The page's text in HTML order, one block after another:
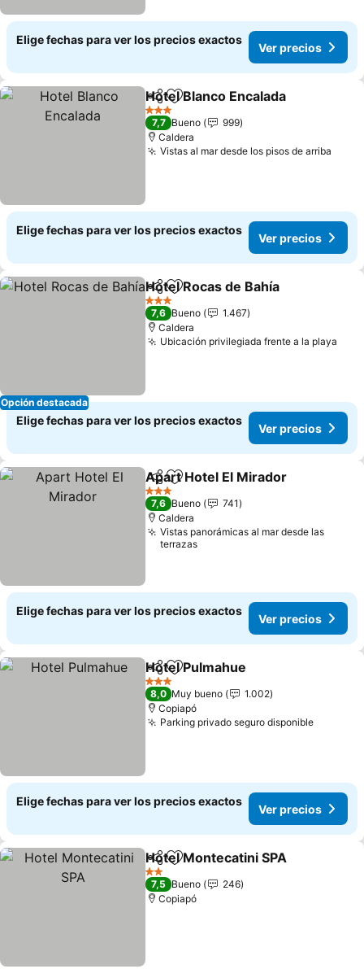
Elige fechas para ver los precios exactos
Ver precios
CompartirAgregar a favoritos
Hotel Blanco Encalada
3 Estrellas
7,7 Bueno
999
Caldera
Vistas al mar desde los pisos de arriba
Elige fechas para ver los precios exactos
Ver precios
Opción destacada
CompartirAgregar a favoritos
Hotel Rocas de Bahía
3 Estrellas
7,6 Bueno
1.467
Caldera
Ubicación privilegiada frente a la playa
Elige fechas para ver los precios exactos
Ver precios
CompartirAgregar a favoritos
Apart Hotel El Mirador
3 Estrellas
7,6 Bueno
741
Caldera
Vistas panorámicas al mar desde las
terrazas
Elige fechas para ver los precios exactos
Ver precios
CompartirAgregar a favoritos
Hotel Pulmahue
3 Estrellas
8,0 Muy bueno
1.002
Copiapó
Parking privado seguro disponible
Elige fechas para ver los precios exactos
Ver precios
CompartirAgregar a favoritos
Hotel Montecatini SPA
2 Estrellas
7,5 Bueno
246
Copiapó